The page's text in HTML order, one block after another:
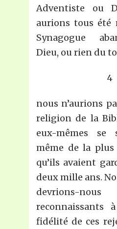
Adventiste ou
aurions tous été
Synagogue
Dieu, ou rien du
4
nous n’aurions
religion de la
eux-mêmes se
même de la
qu’ils avaient
deux mille ans.
devrions-
reconnaissants
fidélité de ces